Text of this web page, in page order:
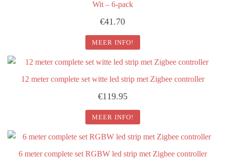
Wit – 6-pack
€41.70
MEER INFO!
12 meter complete set witte led strip met Zigbee controller
€119.95
MEER INFO!
6 meter complete set RGBW led strip met Zigbee controller